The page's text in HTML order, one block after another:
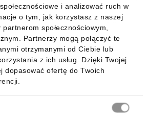
i analizować ruch w
o tym, jak korzystasz z naszej
społecznościowym,
Partnerzy mogą połączyć te
otrzymanymi od Ciebie lub
z ich usług. Dzięki Twojej
dopasować ofertę do Twoich
naszą aplikację mobilną: